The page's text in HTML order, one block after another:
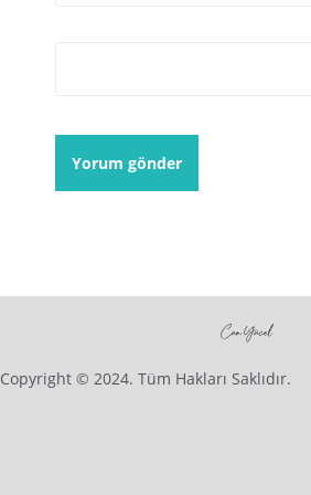
Copyright © 2024. Tüm Hakları Saklıdır.